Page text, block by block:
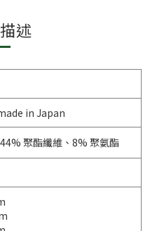
述
in Japan
聚酯纖維、8% 聚氨酯